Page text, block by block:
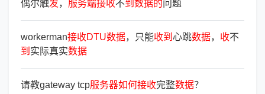
偶尔触发， 服务端接收不到 数据的问题
workerman接收DTU数据，只能收到 心跳数据， 收不
到 实际真实数据
请教gateway tcp服务器如何接收完整数据？